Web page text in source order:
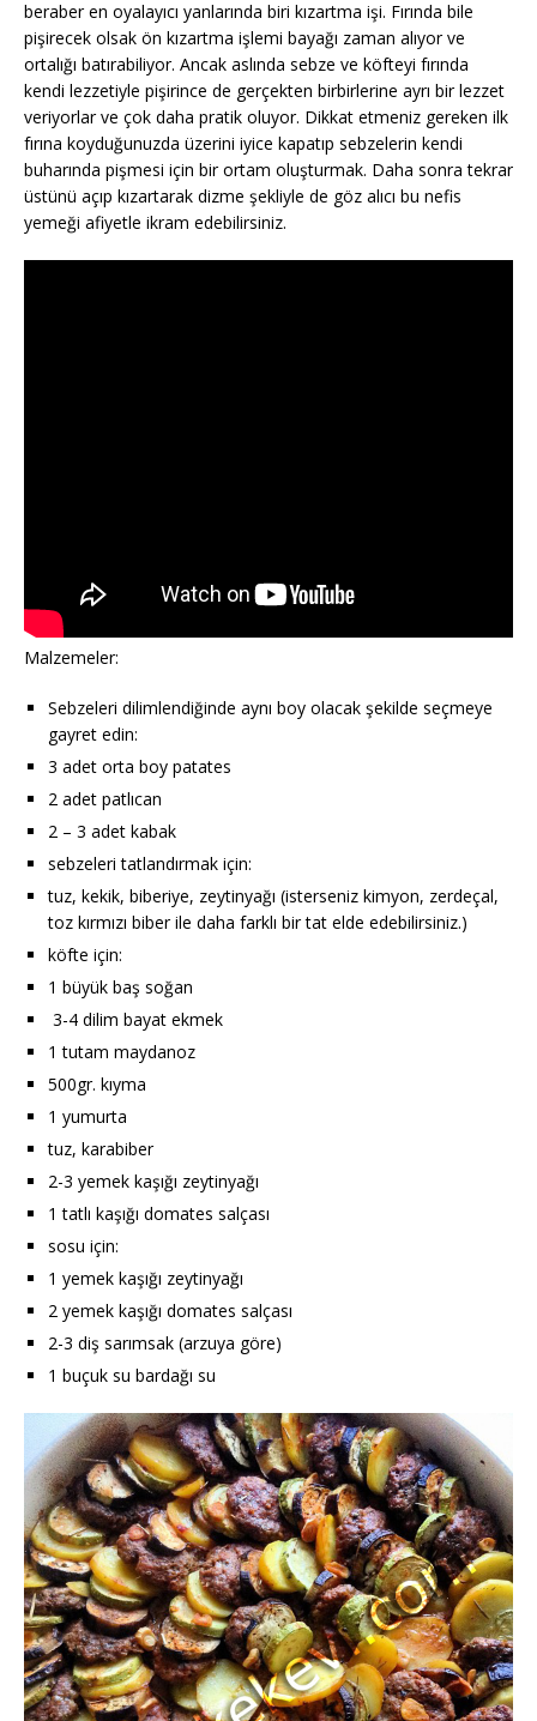
beraber en oyalayıcı yanlarında biri kızartma işi. Fırında bile
pişirecek olsak ön kızartma işlemi bayağı zaman alıyor ve
ortalığı batırabiliyor. Ancak aslında sebze ve köfteyi fırında
kendi lezzetiyle pişirince de gerçekten birbirlerine ayrı bir lezzet
veriyorlar ve çok daha pratik oluyor. Dikkat etmeniz gereken ilk
fırına koyduğunuzda üzerini iyice kapatıp sebzelerin kendi
buharında pişmesi için bir ortam oluşturmak. Daha sonra tekrar
üstünü açıp kızartarak dizme şekliyle de göz alıcı bu nefis
yemeği afiyetle ikram edebilirsiniz.
Malzemeler:
Sebzeleri dilimlendiğinde aynı boy olacak şekilde seçmeye
gayret edin:
3 adet orta boy patates
2 adet patlıcan
2 – 3 adet kabak
sebzeleri tatlandırmak için:
tuz, kekik, biberiye, zeytinyağı (isterseniz kimyon, zerdeçal,
toz kırmızı biber ile daha farklı bir tat elde edebilirsiniz.)
köfte için:
1 büyük baş soğan
3-4 dilim bayat ekmek
1 tutam maydanoz
500gr. kıyma
1 yumurta
tuz, karabiber
2-3 yemek kaşığı zeytinyağı
1 tatlı kaşığı domates salçası
sosu için:
1 yemek kaşığı zeytinyağı
2 yemek kaşığı domates salçası
2-3 diş sarımsak (arzuya göre)
1 buçuk su bardağı su